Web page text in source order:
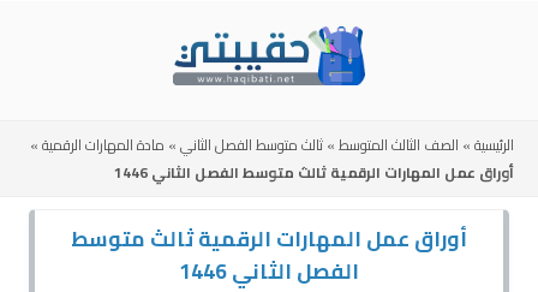
الرئيسية» الصف الثالث المتوسط»ثالث متوسط الفصل الثاني» مادة المهارات الرقمية»
أوراق عمل المهارات الرقمية ثالث متوسط الفصل الثاني 1446
أوراق عمل المهارات الرقمية ثالث متوسط
الفصل الثاني 1446